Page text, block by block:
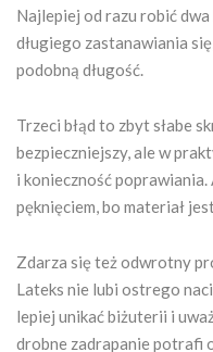
Najlepiej od razu robić
długiego zastanawiania
podobną długość.
Trzeci błąd to zbyt słabe
bezpieczniejszy, ale w
i konieczność
pęknięciem, bo materiał
Zdarza się też odwrotny
Lateks nie lubi ostrego
lepiej unikać biżuterii i
drobne zadrapanie potrafi